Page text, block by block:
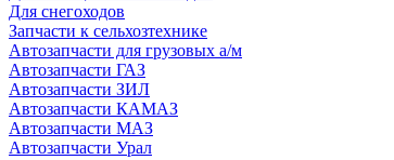
Для снегоходов
Запчасти к сельхозтехнике
Автозапчасти для грузовых а/м
Автозапчасти ГАЗ
Автозапчасти ЗИЛ
Автозапчасти КАМАЗ
Автозапчасти МАЗ
Автозапчасти Урал